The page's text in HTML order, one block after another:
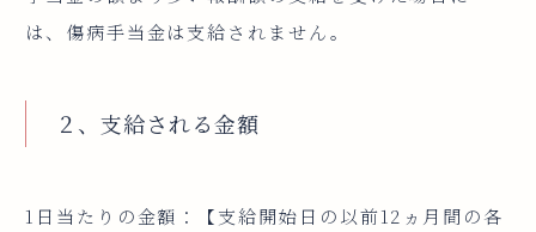
は、傷病手当金は支給されません。
２、支給される金額
1日当たりの金額：【支給開始日の以前12ヵ月間の各